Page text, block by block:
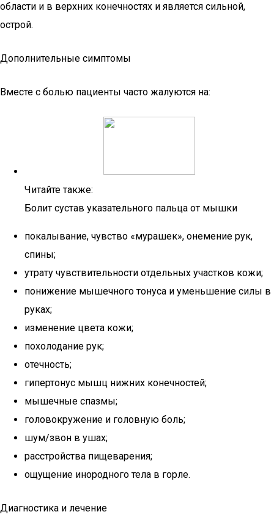
области и в верхних конечностях и является сильной,
острой.
Дополнительные симптомы
Вместе с болью пациенты часто жалуются на:
Читайте также:
Болит сустав указательного пальца от мышки
покалывание, чувство «мурашек», онемение рук,
спины;
утрату чувствительности отдельных участков кожи;
понижение мышечного тонуса и уменьшение силы в
руках;
изменение цвета кожи;
похолодание рук;
отечность;
гипертонус мышц нижних конечностей;
мышечные спазмы;
головокружение и головную боль;
шум/звон в ушах;
расстройства пищеварения;
ощущение инородного тела в горле.
Диагностика и лечение